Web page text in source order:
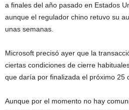
a finales del año pasado en Estados
aunque el regulador chino retuvo su
unas semanas.
Microsoft precisó ayer que la
ciertas condiciones de cierre
que daría por finalizada el próximo 25
Aunque por el momento no hay